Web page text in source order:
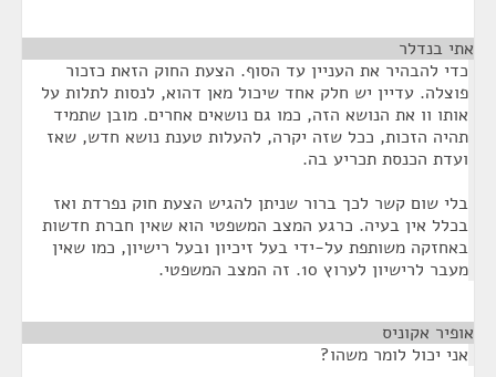
אתי בנדלר
כדי להבהיר את העניין עד הסוף. הצעת החוק הזאת כזכור
פוצלה. עדיין יש חלק אחד שיכול מאן דהוא, לנסות לתלות על
אותו וו את הנושא הזה, כמו גם נושאים אחרים. מובן שתמיד
תהיה הזכות, ככל שזה יקרה, להעלות טענת נושא חדש, שאז
ועדת הכנסת תכריע בה.
בלי שום קשר לכך ברור שניתן להגיש הצעת חוק נפרדת ואז
בכלל אין בעיה. כרגע המצב המשפטי הוא שאין חברת חדשות
באחזקה משותפת על-ידי בעל זיכיון ובעל רישיון, כמו שאין
מעבר לרישיון לערוץ 10. זה המצב המשפטי.
אופיר אקוניס
אני יכול לומר משהו?